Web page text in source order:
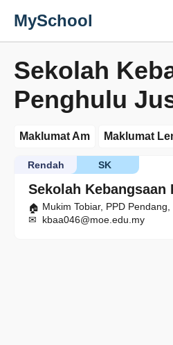
MySchool
Sekolah
Penghulu
Maklumat Am Maklumat
Sekolah Kebangsaan
SK
Rendah
Mukim Tobiar, PPD Pendang,
kbaa046@moe.edu.my